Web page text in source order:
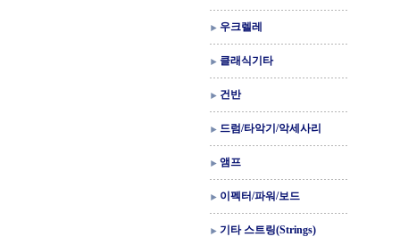
우크렐레
클래식기타
건반
드럼/타악기/악세사리
앰프
이펙터/파워/보드
기타 스트링(Strings)